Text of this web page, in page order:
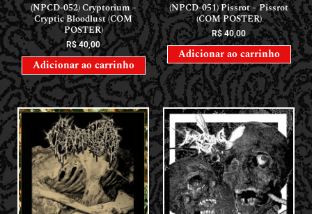
(NPCD-052) Cryptorium –
Cryptic Bloodlust (COM
POSTER)
R$40,00
Adicionar ao carrinho
(NPCD-051) Pissrot – Pissrot
(COM POSTER)
R$40,00
Adicionar ao carrinho